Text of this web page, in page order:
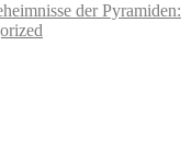
der Pyramiden: